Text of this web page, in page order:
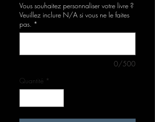
Vous souhaitez personnaliser votre livre ?
Veuillez inclure N/A si vous ne le faites
pas. *
0/500
Quantité *